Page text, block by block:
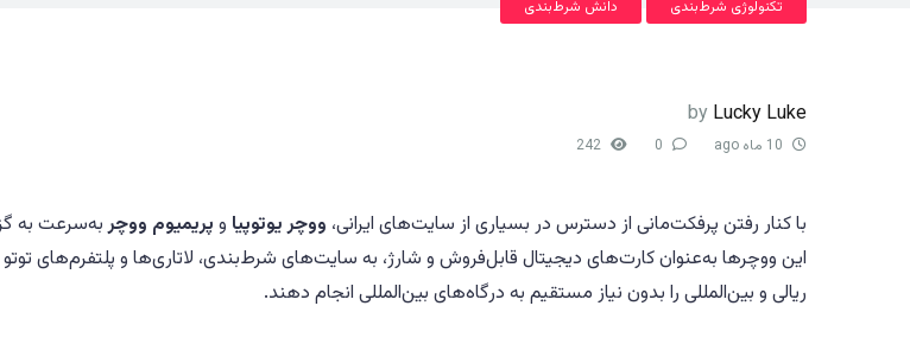
تکنولوژی شرط‌بندی دانش شرط‌بندی
by Lucky Luke
با کنار رفتن پرفکت‌مانی از دسترس در بسیاری از سایت‌های ایرانی، ووچر یوتوپیا و پریمیوم ووچربه‌سرعت به
این ووچرها به‌عنوان کارت‌های دیجیتال قابل‌فروش و شارژ، به سایت‌های شرط‌بندی، لاتاری‌ها و پلتفرم‌های
ریالی و بین‌المللی را بدون نیاز مستقیم به درگاه‌های بین‌المللی انجام دهند.